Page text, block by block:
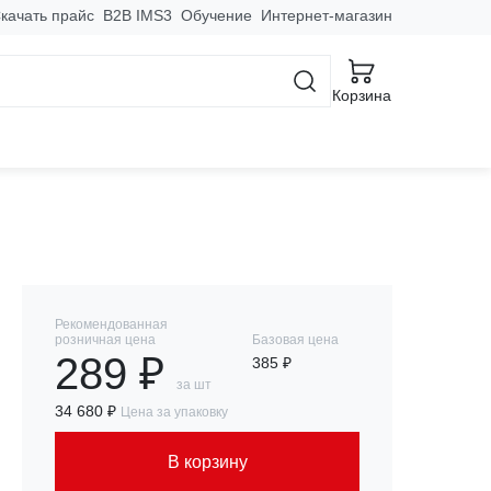
прайс B2B IMS3 Обучение Интернет-магазин
Корзина
Рекомендованная
розничная цена
289 ₽ за шт
Базовая цена
385 ₽
34 680 ₽ Цена за упаковку
В корзину